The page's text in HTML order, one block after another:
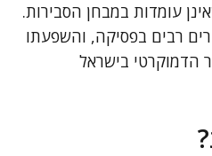
עומדות במבחן הסבירות.
רבים בפסיקה, והשפעתו
בישראל